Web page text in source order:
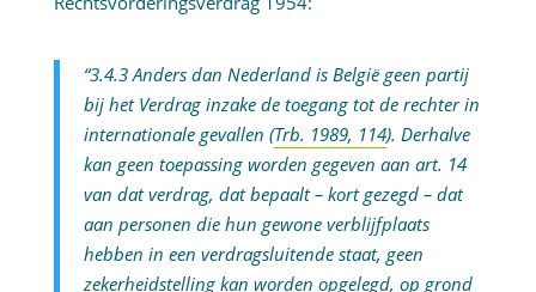
“3.4.3 Anders dan Nederland is België geen partij
bij het Verdrag inzake de toegang tot de rechter in
internationale gevallen (Trb. 1989, 114). Derhalve
kan geen toepassing worden gegeven aan art. 14
van dat verdrag, dat bepaalt – kort gezegd – dat
aan personen die hun gewone verblijfplaats
hebben in een verdragsluitende staat, geen
zekerheidstelling kan worden opgelegd, op grond